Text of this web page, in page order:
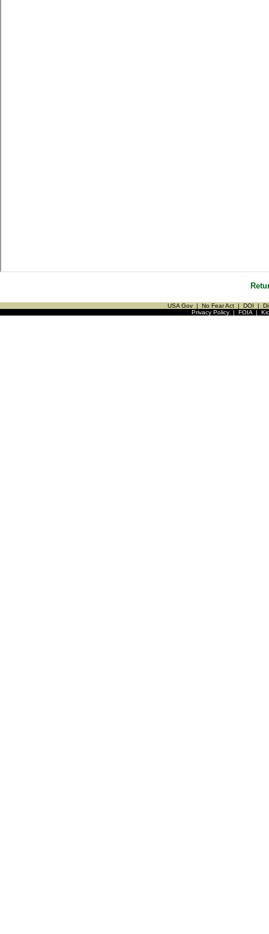
USA Gov | No Fear Act | DOI |
Privacy Policy| FOIA|